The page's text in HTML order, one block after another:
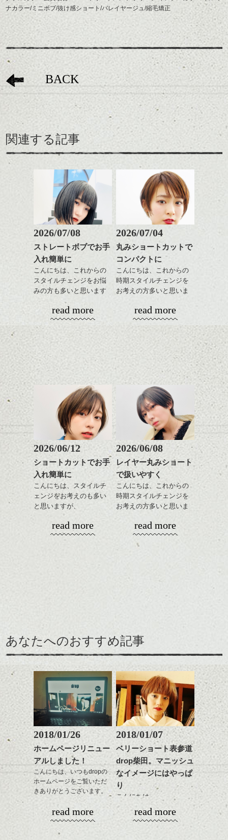
ナカラー/ミニボブ/抜け感ショート/バレイヤージュ/縮毛矯正
BACK
関連する記事
2026/07/08
ストレートボブでお手
入れ簡単に
こんにちは、これからの
スタイルチェンジをお悩
みの方も多いと思います
やっぱりボブでお手入れ
しやすいスタイルだと毎
日のスタイリングも簡単
で良いですよ。
あご下のラインでやや長
さを残したボブは雰囲気
も出しやすくていろいろ
おすすめですね。
前髪もやや重めにカット
してラインを強調するの
もこれからは良い感じで
す、
目元が引き締まった印象
に。
ダークトーンの色味でク
ナチュラルなトーンの色
で柔らかさをプラスする
のも良いですね。
またクセ毛の方は質感調
整のストレートパーマで
髪質改善すると
おすすめです。
いつものスタイリングが
ドライした後オイルやワ
ックスをなじませるだけ
に。
これからのスタイルチェ
ンジの事、髪質に合った
お手入れ方法等、
read more
2026/07/04
丸みショートカットで
コンパクトに
こんにちは、これからの
時期スタイルチェンジを
お考えの方多いと思いま
コンパクトなフォルムが
全体のバランスを良く見
せてくれる効果もあり、
いろんなシーンに雰囲気
をだしやすくスタイリン
グも簡単で良いので朝の
時短にも◎
そんなショートカット。
軽めの前髪で透け感を演
出できるので、
この時期とてもおすすめ
ですよ。
スタイリング方法は全体
をドライした後、
ワックスとオイルを混ぜ
ながらもみこみ、なじま
せます。
質感をかるくととのえな
がら耳かけアレンジする
のも良い感じです。
これからのスタイルチェ
ンジ、似合うカラーリン
グの事やお手入れ方法な
ど
是非なんでもご相談して
下さいね。
シバタ
read more
2026/06/12
ショートカットでお手
入れ簡単に
こんにちは、スタイルチ
ェンジをお考えのも多い
と思いますが、
丸みショートでタイトに
演出したスタイルもこれ
からの季節とてもおすす
るのが良い感じです。
ベージュ系等の肌を綺麗
に見せる効果のあるカラ
ーリングをプラスして透
明感を表現すると
って毎日のお手入れも簡
さり気ない程度にハイラ
read more
2026/06/08
レイヤー丸みショート
で扱いやすく
こんにちは、これからの
時期スタイルチェンジを
お考えの方多いと思いま
コンパクトなフォルムが
全体のバランスを良く見
出できるので、
この時期とてもおすすめ
ナチュラルなベージュカ
ラーで全体にツヤと透明
感をプラスして
質感も綺麗に見せやす
く。
スタイリング方法は全体
をドライした後、
ワックスとオイルを混ぜ
ながらもみこみ、なじま
せます。
質感をかるくととのえな
がら耳かけアレンジする
のも良い感じです。
read more
あなたへのおすすめ記事
2018/01/26
ホームページリニュー
アルしました！
こんにちは、いつもdropの
ホームページをご覧いただ
きありがとうございます。
１５周年と移転に合わ
せ、少しばかり遅くなり
ましたがHPもリニューア
read more
2018/01/07
ベリーショート表参道
drop柴田。マニッシュ
なイメージにはやっぱ
り
こんにちは、
明けましておめでとうご
ざいます。今年も宜しく
read more